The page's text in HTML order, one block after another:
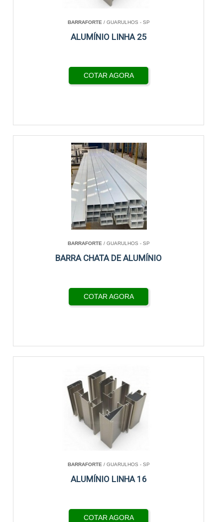
BARRAFORTE / GUARULHOS - SP
ALUMÍNIO LINHA 25
COTAR AGORA
BARRAFORTE / GUARULHOS - SP
BARRA CHATA DE ALUMÍNIO
COTAR AGORA
BARRAFORTE / GUARULHOS - SP
ALUMÍNIO LINHA 16
COTAR AGORA